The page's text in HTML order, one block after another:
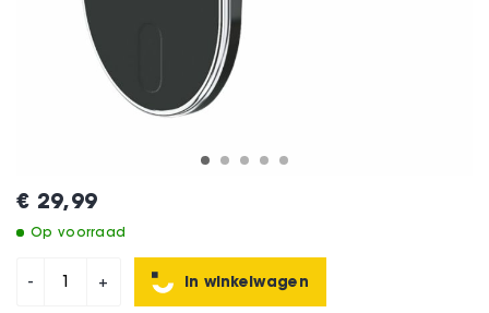
€ 29,99
Op voorraad
- + In winkelwagen